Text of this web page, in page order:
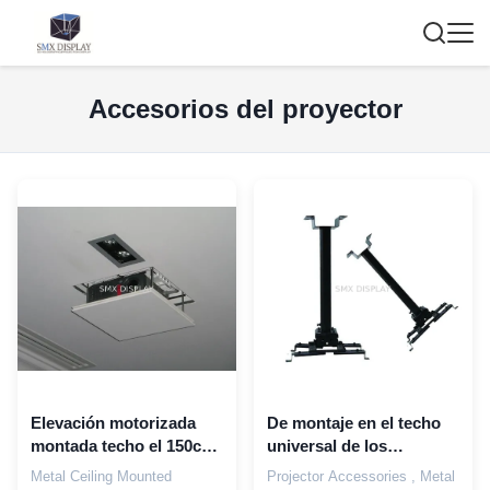
Accesorios del proyector
Elevación motorizada
montada techo el 150cm
del proyector del metal
Metal Ceiling Mounted
De montaje en el techo
universal de los
accesorios, del metal y
Projector Accessories , Metal